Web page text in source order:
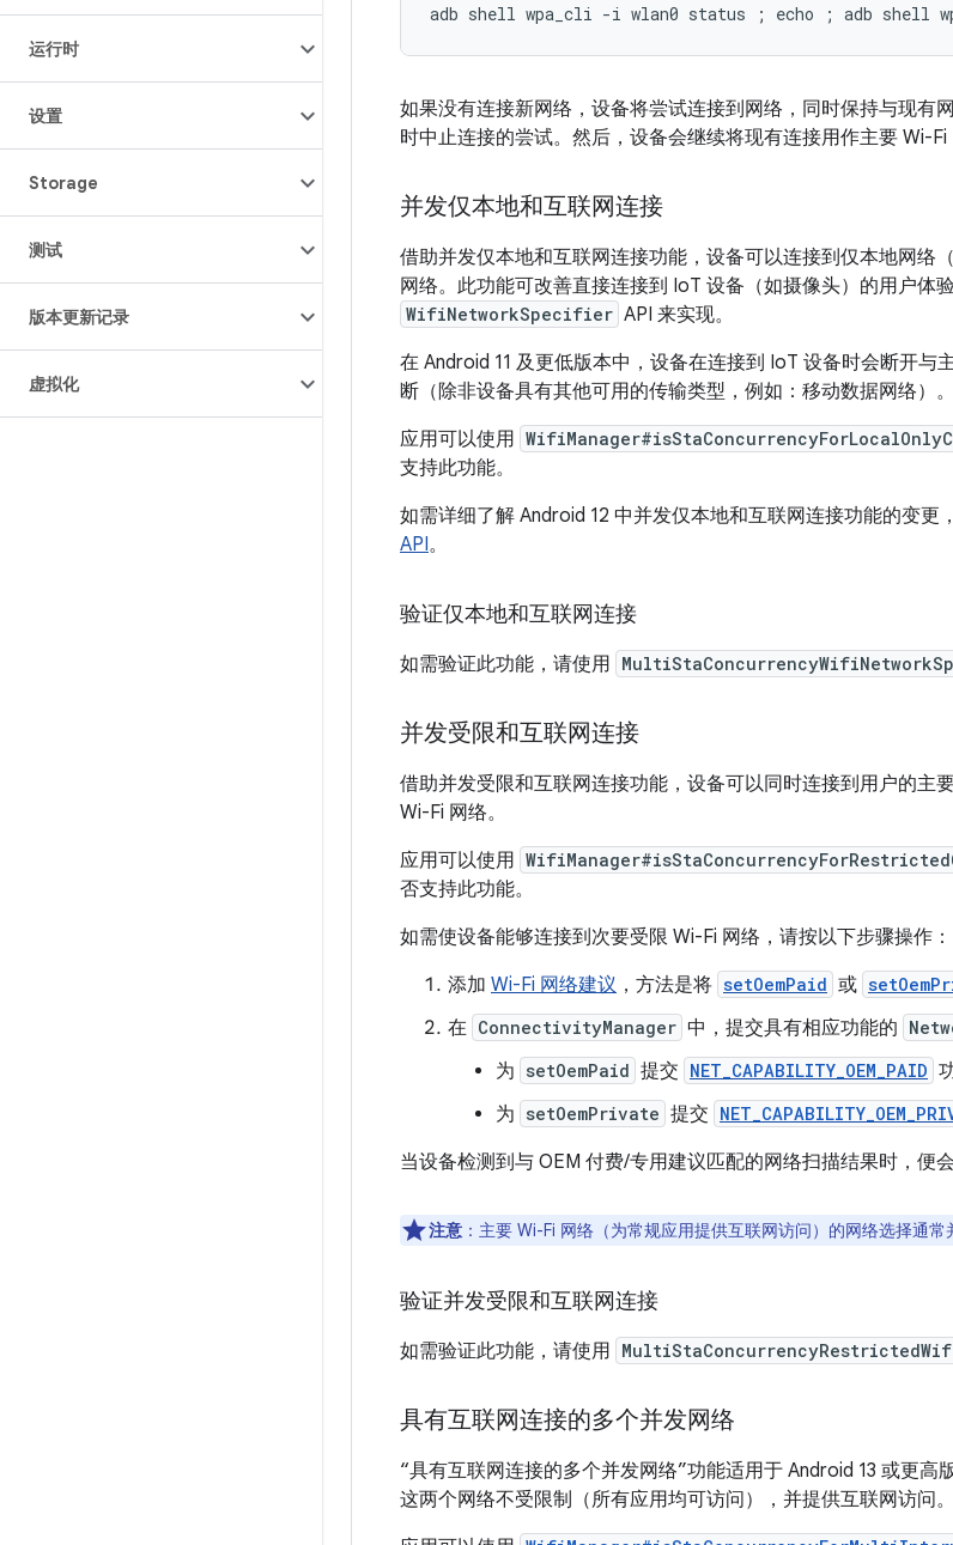
运行时
设置
Storage
测试
版本更新记录
虚拟化
如果没有连接新网络，设备将尝试连接到网络，同时保持与现有
时中止连接的尝试。然后，设备会继续将现有连接用作主要 Wi-Fi
并发仅本地和互联网连接
借助并发仅本地和互联网连接功能，设备可以连接到仅本地网络
网络。 此功能可改善直接连接到 IoT 设备（如摄像头）的用户体
WifiNetworkSpecifier API 来实现。
在 Android 11 及更低版本中，设备在连接到 IoT 设备时会断开与
断（除非设备具有其他可用的传输类型，例如：移动数据网络）。
应用可以使用
支持此功能。
如需详细了解 Android 12 中并发仅本地和互联网连接功能的变更
API。
验证仅本地和互联网连接
如需验证此功能，请使用
并发受限和互联网连接
借助并发受限和互联网连接功能，设备可以同时连接到用户的主
Wi-Fi 网络。
应用可以使用
否支持此功能。
如需使设备能够连接到次要受限 Wi-Fi 网络，请按以下步骤操作：
添加 Wi-Fi 网络建议 ，方法是将 setOemPaid 或
在 ConnectivityManager 中，提交具有相应功能的
为 setOemPaid 提交 NET_CAPABILITY_OEM_PAID
为 setOemPrivate 提交
当设备检测到与 OEM 付费/专用建议匹配的网络扫描结果时，便
注意 ： 主要 Wi-Fi 网络（为常规应用提供互联网访问）的网络选择通常
验证并发受限和互联网连接
如需验证此功能，请使用
具有互联网连接的多个并发网络
“具有互联网连接的多个并发网络”功能适用于 Android 13 或更高
这两个网络不受限制（所有应用均可访问），并提供互联网访问。